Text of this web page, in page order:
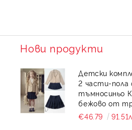
Нови продукти
Детски
2 части-
тъмносиньо
бежово от
€46.79